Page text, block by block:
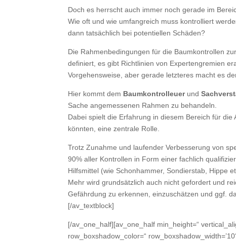
Doch es herrscht auch immer noch gerade im
Wie oft und wie umfangreich muss kontrolliert
dann tatsächlich bei potentiellen Schäden?
Die Rahmenbedingungen für die Baumkontrollen
definiert, es gibt Richtlinien von Expertengremien
Vorgehensweise, aber gerade letzteres macht es
Hier kommt dem Baumkontrolleuerund
Sache angemessenen Rahmen zu behandeln.
Dabei spielt die Erfahrung in diesem Bereich für
könnten, eine zentrale Rolle.
Trotz Zunahme und laufender Verbesserung von
90% aller Kontrollen in Form einer fachlich
Hilfsmittel (wie Schonhammer, Sondierstab, Hippe
Mehr wird grundsätzlich auch nicht gefordert und
Gefährdung zu erkennen, einzuschätzen und ggf.
[/av_textblock]
[/av_one_half][av_one_half min_height=“
row_boxshadow_color=“